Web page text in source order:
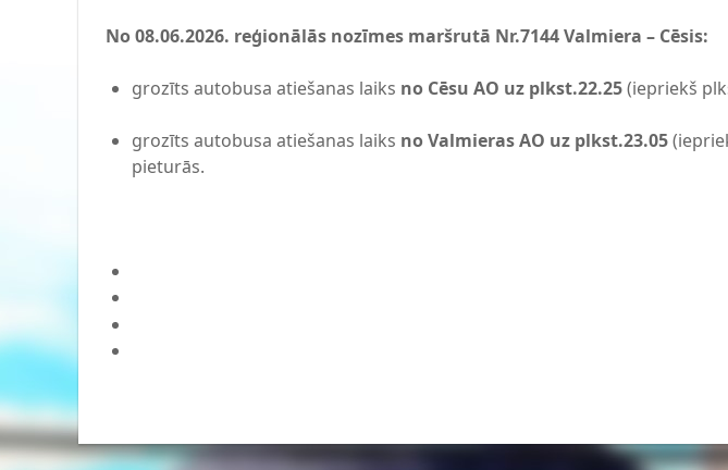
No 08.06.2026. reģionālās nozīmes maršrutā Nr.7144 Valmiera – Cēsis:
grozīts autobusa atiešanas laiks no Cēsu AO uz plkst.22.25(iepriekš
grozīts autobusa atiešanas laiks no Valmieras AO uz plkst.23.05
pieturās.